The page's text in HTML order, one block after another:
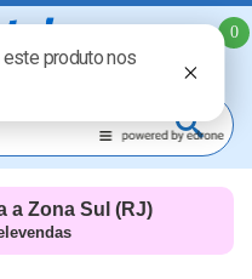
0
a Zona Sul (RJ)